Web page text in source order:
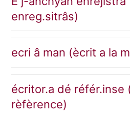
enreg.sitrâs)
ecri â man (ècrit a la
écritor.a dé référ.inse
rèfèrence)